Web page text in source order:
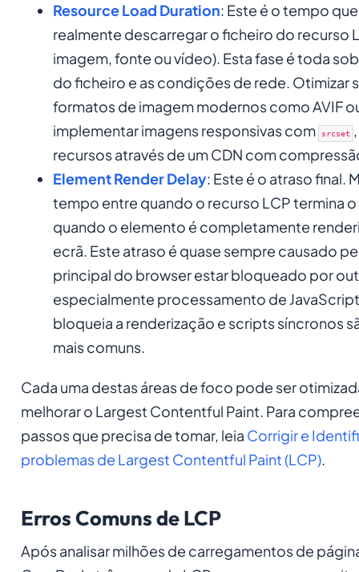
Resource Load Duration: Este é o tempo
realmente descarregar o ficheiro do recurso
imagem, fonte ou vídeo). Esta fase é toda
do ficheiro e as condições de rede. Otimizar
formatos de imagem modernos como AVIF
implementar imagens responsivas com
srcset
recursos através de um CDN com
Element Render Delay: Este é o atraso final.
tempo entre quando o recurso LCP termina
quando o elemento é completamente
ecrã. Este atraso é quase sempre causado
principal do browser estar bloqueado por
especialmente processamento de
bloqueia a renderização e scripts síncronos
mais comuns.
Cada uma destas áreas de foco pode ser
melhorar o Largest Contentful Paint. Para
passos que precisa de tomar, leia Corrigir e
problemas de Largest Contentful Paint (LCP).
Erros Comuns de LCP
Após analisar milhões de carregamentos de